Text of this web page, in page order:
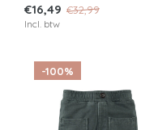
€16,49 €32,99
Incl. btw
-100%